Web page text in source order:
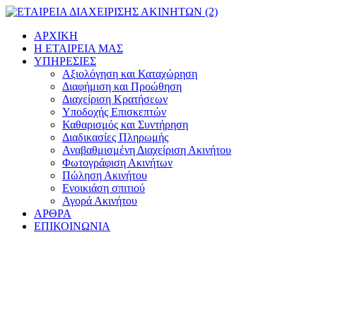
Μετάβαση
περιεχόμενο
ΑΡΧΙΚΗ
Η ΕΤΑΙΡΕΙΑ ΜΑΣ
ΥΠΗΡΕΣΙΕΣ
Αξιολόγηση και Καταχώρηση
Διαφήμιση και Προώθηση
Διαχείριση Κρατήσεων
Υποδοχής Επισκεπτών
Καθαρισμός και Συντήρηση
Διαδικασίες Πληρωμής
Αναβαθμισμένη Διαχείριση Ακινήτου
Φωτογράφιση Ακινήτων
Πώληση Ακινήτου
Ενοικιάση σπιτιού
Αγορά Ακινήτου
ΑΡΘΡΑ
ΕΠΙΚΟΙΝΩΝΙΑ